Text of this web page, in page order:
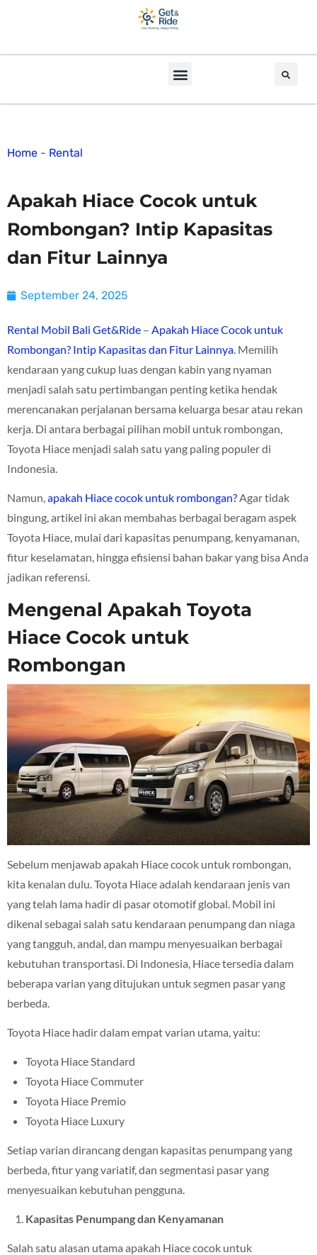
Home - Rental
Apakah Hiace Cocok untuk
Rombongan? Intip Kapasitas
dan Fitur Lainnya
September 24, 2025
Rental Mobil Bali Get&Ride – Apakah Hiace Cocok untuk
Rombongan? Intip Kapasitas dan Fitur Lainnya. Memilih
kendaraan yang cukup luas dengan kabin yang nyaman
menjadi salah satu pertimbangan penting ketika hendak
merencanakan perjalanan bersama keluarga besar atau rekan
kerja. Di antara berbagai pilihan mobil untuk rombongan,
Toyota Hiace menjadi salah satu yang paling populer di
Indonesia.
Namun,apakah Hiace cocok untuk rombongan?Agar tidak
bingung, artikel ini akan membahas berbagai beragam aspek
Toyota Hiace, mulai dari kapasitas penumpang, kenyamanan,
fitur keselamatan, hingga efisiensi bahan bakar yang bisa Anda
jadikan referensi.
Mengenal Apakah Toyota
Hiace Cocok untuk
Rombongan
Sebelum menjawab apakah Hiace cocok untuk rombongan,
kita kenalan dulu. Toyota Hiace adalah kendaraan jenis van
yang telah lama hadir di pasar otomotif global. Mobil ini
dikenal sebagai salah satu kendaraan penumpang dan niaga
yang tangguh, andal, dan mampu menyesuaikan berbagai
kebutuhan transportasi. Di Indonesia, Hiace tersedia dalam
beberapa varian yang ditujukan untuk segmen pasar yang
berbeda.
Toyota Hiace hadir dalam empat varian utama, yaitu:
Toyota Hiace Standard
Toyota Hiace Commuter
Toyota Hiace Premio
Toyota Hiace Luxury
Setiap varian dirancang dengan kapasitas penumpang yang
berbeda, fitur yang variatif, dan segmentasi pasar yang
menyesuaikan kebutuhan pengguna.
Kapasitas Penumpang dan Kenyamanan
Salah satu alasan utama apakah Hiace cocok untuk